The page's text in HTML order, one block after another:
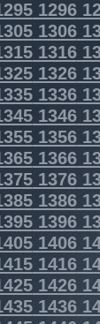
1296
1306
1316
1326
1336
1346
1356
1366
1376
1386
1396
1406
1416
1426
1436